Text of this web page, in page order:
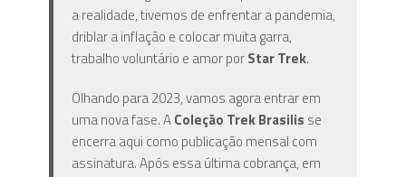
a realidade, tivemos de enfrentar a pandemia,
driblar a inflação e colocar muita garra,
trabalho voluntário e amor porStar Trek.
Olhando para 2023, vamos agora entrar em
uma nova fase. AColeção Trek Brasilis se
encerra aqui como publicação mensal com
assinatura. Após essa última cobrança, em